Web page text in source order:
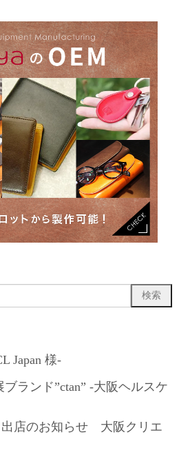
Japan 様-
ランド”ctan” -大阪ヘルスケ
出店のお知らせ 大阪クリエ